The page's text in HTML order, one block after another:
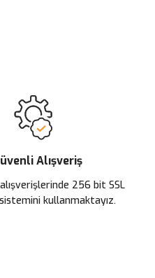
Alışveriş
256 bit SSL
kullanmaktayız.